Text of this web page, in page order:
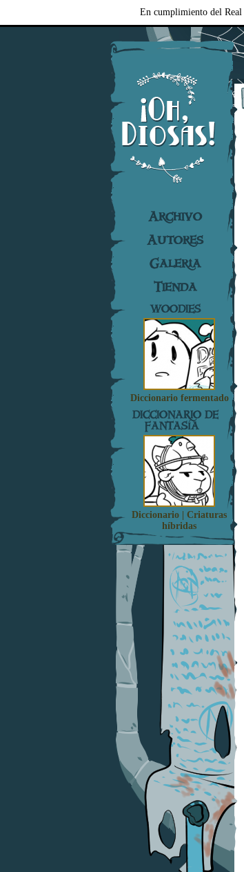
En cumplimiento del Real
Archivo
Autores
Galería
Tienda
WOODIES
Diccionario fermentado
DICCIONARIO DE
FANTASÍA
Diccionario | Criaturas
híbridas